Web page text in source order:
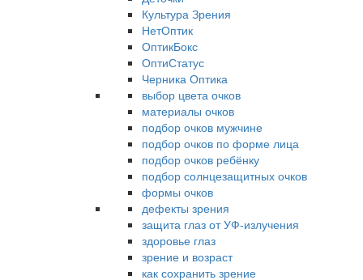
Культура Зрения
НетОптик
ОптикБокс
ОптиСтатус
Черника Оптика
выбор цвета очков
материалы очков
подбор очков мужчине
подбор очков по форме лица
подбор очков ребёнку
подбор солнцезащитных очков
формы очков
дефекты зрения
защита глаз от УФ-излучения
здоровье глаз
зрение и возраст
как сохранить зрение